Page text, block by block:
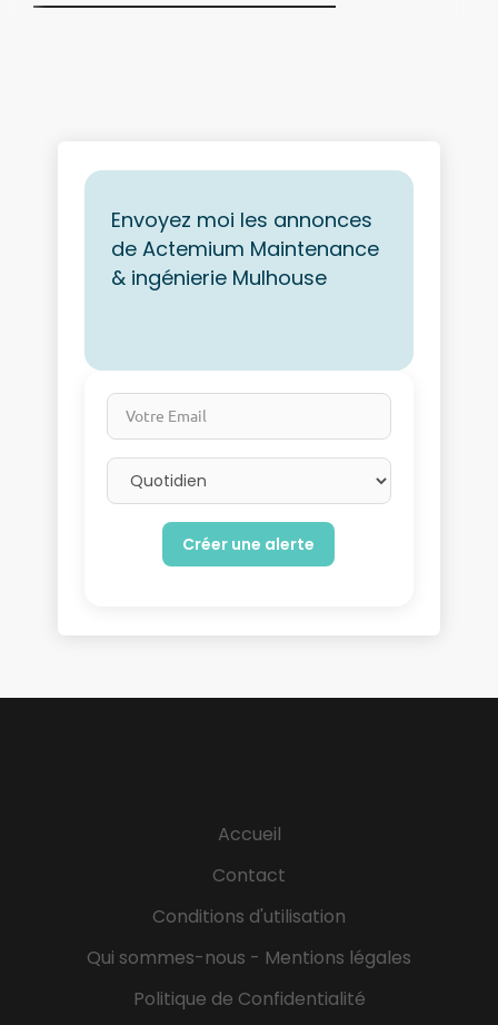
Envoyez moi les annonces
de Actemium Maintenance
& ingénierie Mulhouse
Votre Email
Email frequency
Accueil
Contact
Conditions d'utilisation
Qui sommes-nous - Mentions légales
Politique de Confidentialité